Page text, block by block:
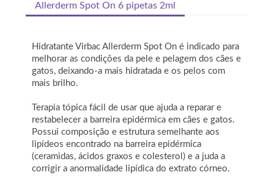
Allerderm Spot On 6 pipetas 2ml
Hidratante Virbac Allerderm Spot On é indicado para
melhorar as condições da pele e pelagem dos cães e
gatos, deixando-a mais hidratada e os pelos com
mais brilho.
Terapia tópica fácil de usar que ajuda a reparar e
restabelecer a barreira epidérmica em cães e gatos.
Possui composição e estrutura semelhante aos
lipídeos encontrado na barreira epidérmica
(ceramidas, ácidos graxos e colesterol) e a juda a
corrigir a anormalidade lipídica do extrato córneo.